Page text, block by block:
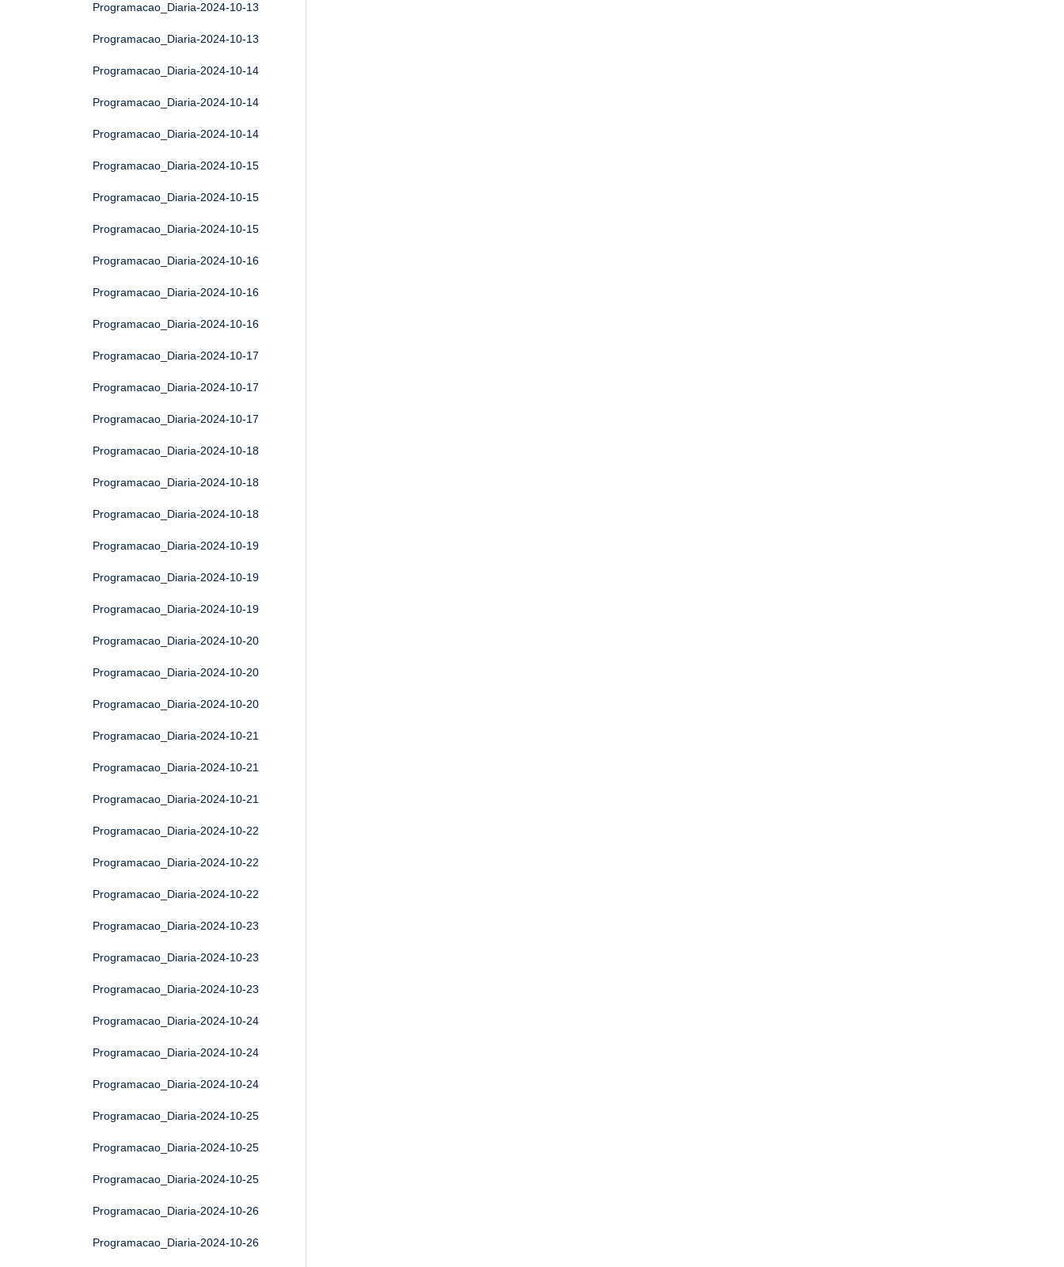
Programacao_Diaria-2024-10-13
Programacao_Diaria-2024-10-13
Programacao_Diaria-2024-10-14
Programacao_Diaria-2024-10-14
Programacao_Diaria-2024-10-14
Programacao_Diaria-2024-10-15
Programacao_Diaria-2024-10-15
Programacao_Diaria-2024-10-15
Programacao_Diaria-2024-10-16
Programacao_Diaria-2024-10-16
Programacao_Diaria-2024-10-16
Programacao_Diaria-2024-10-17
Programacao_Diaria-2024-10-17
Programacao_Diaria-2024-10-17
Programacao_Diaria-2024-10-18
Programacao_Diaria-2024-10-18
Programacao_Diaria-2024-10-18
Programacao_Diaria-2024-10-19
Programacao_Diaria-2024-10-19
Programacao_Diaria-2024-10-19
Programacao_Diaria-2024-10-20
Programacao_Diaria-2024-10-20
Programacao_Diaria-2024-10-20
Programacao_Diaria-2024-10-21
Programacao_Diaria-2024-10-21
Programacao_Diaria-2024-10-21
Programacao_Diaria-2024-10-22
Programacao_Diaria-2024-10-22
Programacao_Diaria-2024-10-22
Programacao_Diaria-2024-10-23
Programacao_Diaria-2024-10-23
Programacao_Diaria-2024-10-23
Programacao_Diaria-2024-10-24
Programacao_Diaria-2024-10-24
Programacao_Diaria-2024-10-24
Programacao_Diaria-2024-10-25
Programacao_Diaria-2024-10-25
Programacao_Diaria-2024-10-25
Programacao_Diaria-2024-10-26
Programacao_Diaria-2024-10-26